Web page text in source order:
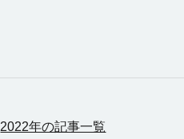
2022年の記事一覧